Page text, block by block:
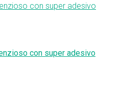
con super adesivo
con super adesivo